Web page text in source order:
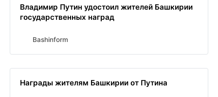
Владимир Путин удостоил жителей Башкирии
государственных наград
Bashinform
Награды жителям Башкирии от Путина